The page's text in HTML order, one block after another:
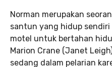
Norman merupakan
santun yang hidup sendiri
motel untuk bertahan
Marion Crane (Janet
sedang dalam pelarian